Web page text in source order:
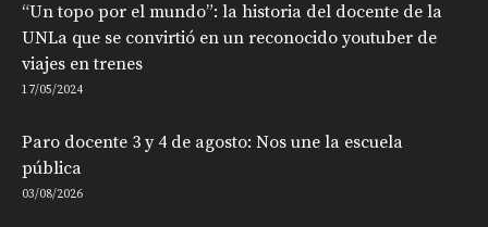
“Un topo por el mundo”: la historia del docente de la
UNLa que se convirtió en un reconocido youtuber de
viajes en trenes
17/05/2024
Paro docente 3 y 4 de agosto: Nos une la escuela
pública
03/08/2026